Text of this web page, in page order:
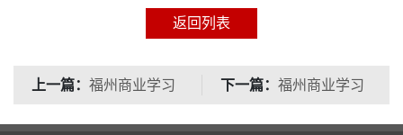
返回列表
上一篇： 福州商业学习
视频实战课
下一篇： 福州商业学习
守护财富，